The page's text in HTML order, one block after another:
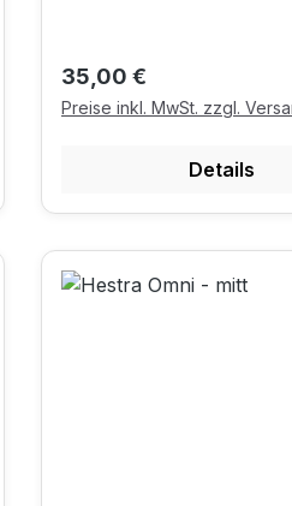
Regulärer Preis:
35,00 €
Preise inkl. MwSt. zzgl.
Details